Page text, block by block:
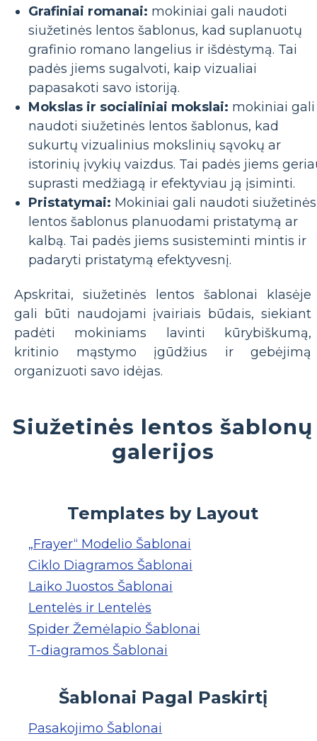
Grafiniai romanai: mokiniai gali naudoti
siužetinės lentos šablonus, kad suplanuotų
grafinio romano langelius ir išdėstymą. Tai
padės jiems sugalvoti, kaip vizualiai
papasakoti savo istoriją.
Mokslas ir socialiniai mokslai: mokiniai gali
naudoti siužetinės lentos šablonus, kad
sukurtų vizualinius mokslinių sąvokų ar
istorinių įvykių vaizdus. Tai padės jiems
suprasti medžiagą ir efektyviau ją įsiminti.
Pristatymai: Mokiniai gali naudoti siužetinės
lentos šablonus planuodami pristatymą ar
kalbą. Tai padės jiems susisteminti mintis ir
padaryti pristatymą efektyvesnį.
Apskritai, siužetinės lentos šablonai klasėje
gali būti naudojami įvairiais būdais, siekiant
padėti mokiniams lavinti kūrybiškumą,
kritinio mąstymo įgūdžius ir gebėjimą
organizuoti savo idėjas.
Siužetinės lentos šablonų
galerijos
Templates by Layout
„Frayer“ Modelio Šablonai
Ciklo Diagramos Šablonai
Laiko Juostos Šablonai
Lentelės ir Lentelės
Spider Žemėlapio Šablonai
T-diagramos Šablonai
Šablonai Pagal Paskirtį
Pasakojimo Šablonai